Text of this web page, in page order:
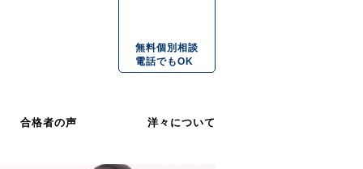
無料個別相談
電話でもOK
合格者の声 洋々について